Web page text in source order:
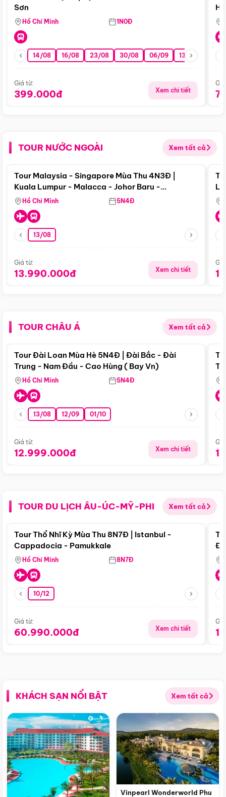
Sơn
Hồ Chí Minh 1N0Đ
14/08 16/08 23/08 30/08 06/09 13/09 20/09
Giá từ:
399.000đ Xem chi tiết
TOUR NƯỚC NGOÀI Xem tất cả
Điểm nổi bật
Tour Malaysia - Singapore Mùa Thu 4N3Đ |
Kuala Lumpur - Malacca - Johor Baru -
Singapore
Hồ Chí Minh 5N4Đ
13/08
Giá từ:
13.990.000đ Xem chi tiết
TOUR CHÂU Á Xem tất cả
Điểm nổi bật
Tour Đài Loan Mùa Hè 5N4Đ | Đài Bắc - Đài
Trung - Nam Đầu - Cao Hùng ( Bay Vn)
Hồ Chí Minh 5N4Đ
13/08 12/09 01/10
Giá từ:
12.999.000đ Xem chi tiết
TOUR DU LỊCH ÂU-ÚC-MỸ-PHI Xem tất cả
Điểm nổi bật
Tour Thổ Nhĩ Kỳ Mùa Thu 8N7Đ | Istanbul -
Cappadocia - Pamukkale
Hồ Chí Minh 8N7Đ
10/12
Giá từ:
60.990.000đ Xem chi tiết
KHÁCH SẠN NỔI BẬT Xem tất cả
Vinpearl Wonderworld Phu